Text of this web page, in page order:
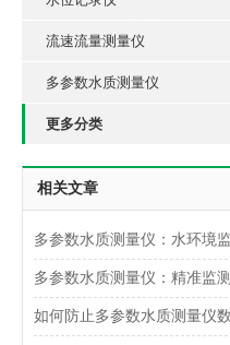
流速流量测量仪
多参数水质测量仪
更多分类
相关文章